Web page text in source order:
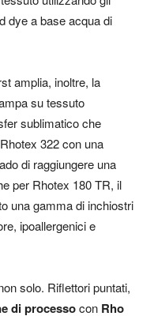
dye a base acqua di
amplia, inoltre, la
su tessuto
sublimatico che
322 con una
di raggiungere una
per Rhotex 180 TR, il
una gamma di inchiostri
ipoallergenici e
solo. Riflettori puntati,
di processocon Rho